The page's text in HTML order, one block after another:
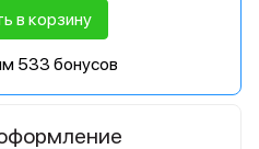
в корзину
533 бонусов